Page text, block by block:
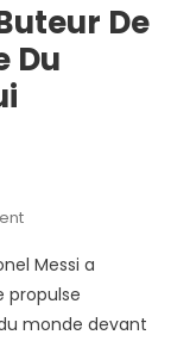
De
Du
On
Messi
Meilleur
Buteur
Messi a
propulse
monde devant